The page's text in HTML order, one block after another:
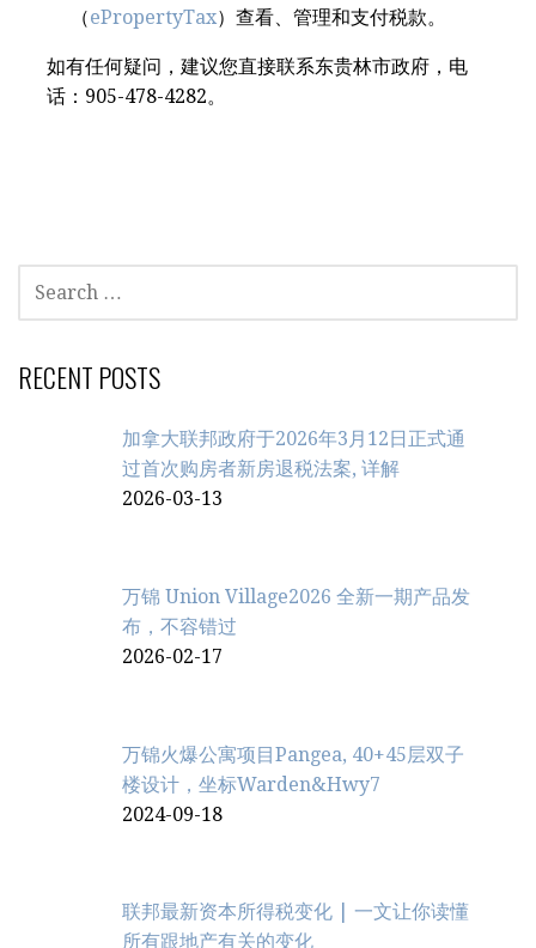
（ePropertyTax）查看、管理和支付税款。
如有任何疑问，建议您直接联系东贵林市政府，电
话：905-478-4282。
SEARCH
FOR:
RECENT POSTS
加拿大联邦政府于2026年3月12日正式通
过首次购房者新房退税法案, 详解
2026-03-13
万锦 Union Village2026 全新一期产品发
布，不容错过
2026-02-17
万锦火爆公寓项目Pangea, 40+45层双子
楼设计，坐标Warden&Hwy7
2024-09-18
联邦最新资本所得税变化 | 一文让你读懂
所有跟地产有关的变化